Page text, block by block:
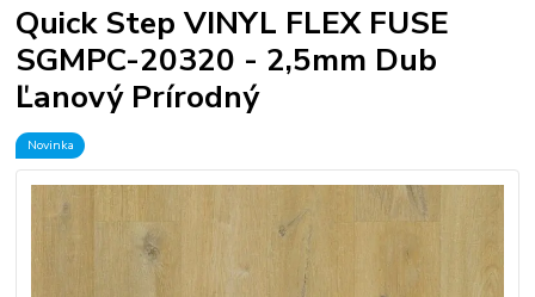
Quick Step VINYL FLEX FUSE
SGMPC-20320 - 2,5mm Dub
Ľanový Prírodný
Novinka